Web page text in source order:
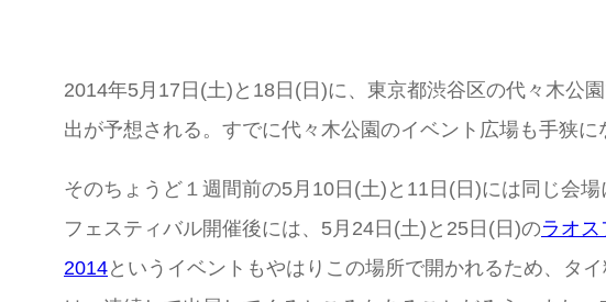
2014年5月17日(土)と18日(日)に、東京都渋谷区の代々木公
出が予想される。すでに代々木公園のイベント広場も手狭
そのちょうど１週間前の5月10日(土)と11日(日)には同じ会
フェスティバル開催後には、5月24日(土)と25日(日)のラオ
2014というイベントもやはりこの場所で開かれるため、タ